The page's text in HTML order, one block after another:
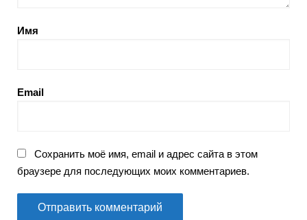
Имя
Email
Сохранить моё имя, email и адрес сайта в этом
браузере для последующих моих комментариев.